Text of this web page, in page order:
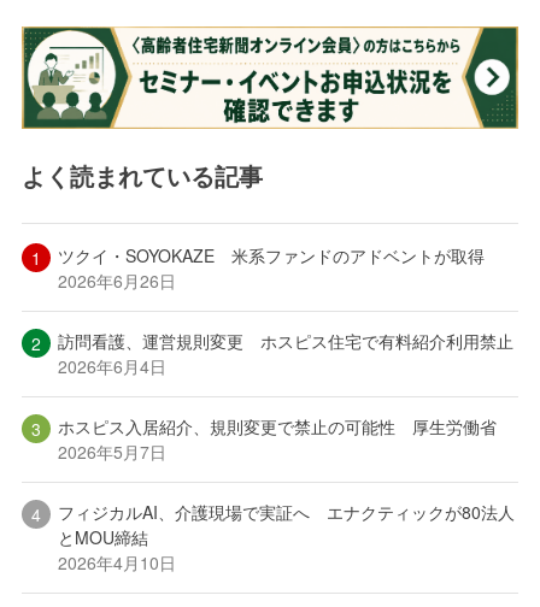
よく読まれている記事
ツクイ・SOYOKAZE 米系ファンドのアドベントが取得
2026年6月26日
訪問看護、運営規則変更 ホスピス住宅で有料紹介利用禁止
2026年6月4日
ホスピス入居紹介、規則変更で禁止の可能性 厚生労働省
2026年5月7日
フィジカルAI、介護現場で実証へ エナクティックが80法人
とMOU締結
2026年4月10日